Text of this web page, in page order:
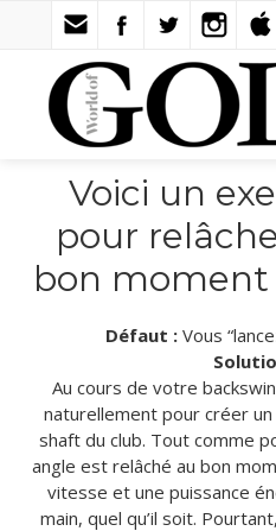
Voici un
pour
bon moment
Défaut :Vous
Au cours de votre
naturellement pour créer
shaft du club. Tout comme
angle est relâché au bon
vitesse et une puissance
main, quel qu’il soit.